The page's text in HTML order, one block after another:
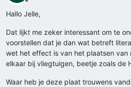
Offline
Hallo Jelle,
Dat lijkt me zeker interessant om te
voorstellen dat je dan wat betreft
wet het effect is van het plaatsen van
elkaar bij vliegtuigen, beetje zoals de
Waar heb je deze plaat trouwens